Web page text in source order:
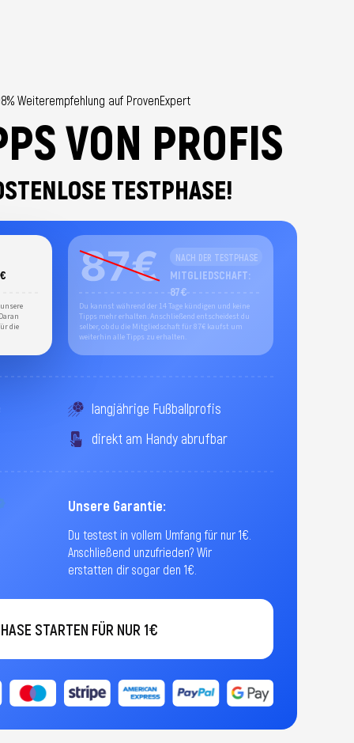
VON PROFIS
die
NACH DER TESTPHASE
MITGLIEDSCHAFT:
87€
Du kannst während der 14 Tage kündigen und keine
Tipps mehr erhalten. Anschließend entscheidest du
selber, ob du die Mitgliedschaft für 87€ kaufst um
weiterhin alle Tipps zu erhalten.
langjährige Fußballprofis
direkt am Handy abrufbar
Du testest in vollem Umfang für nur 1€.
Anschließend unzufrieden? Wir
erstatten dir sogar den 1€.
Unsere Garantie:
STARTEN FÜR NUR 1€
TESTPHASE!
Weiterempfehlung auf ProvenExpert